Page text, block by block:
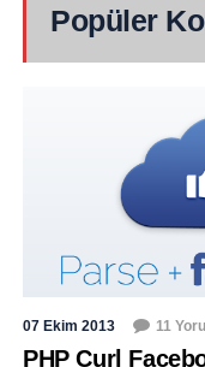
Popüler
07 Ekim 2013 11
PHP Curl